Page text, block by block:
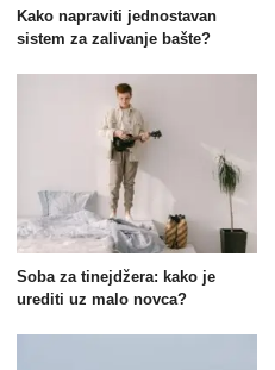
Kako napraviti jednostavan
sistem za zalivanje bašte?
Soba za tinejdžera: kako je
urediti uz malo novca?